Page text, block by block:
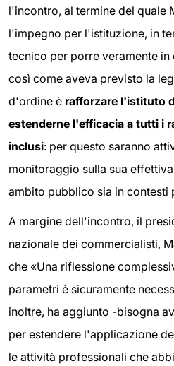
l'incontro, al termine del quale
l'impegno per l'istituzione, in
tecnico per porre veramente
così come aveva previsto la
d'ordine è rafforzare l'istituto
estenderne l'efficacia a tutti i
inclusi: per questo saranno
monitoraggio sulla sua
ambito pubblico sia in contesti
A margine dell'incontro, il
nazionale dei commercialisti,
che «Una riflessione
parametri è sicuramente
inoltre, ha aggiunto -bisogna
per estendere l'applicazione
le attività professionali che